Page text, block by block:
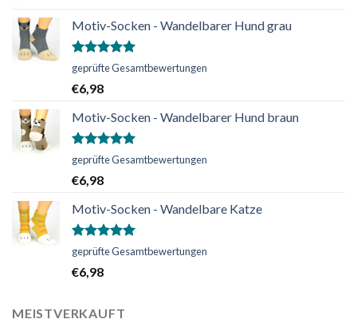
Motiv-Socken - Wandelbarer Hund grau
Bewertet
von 5
geprüfte Gesamtbewertungen
€6,98
Motiv-Socken - Wandelbarer Hund braun
Bewertet
von 5
geprüfte Gesamtbewertungen
€6,98
Motiv-Socken - Wandelbare Katze
Bewertet
von 5
geprüfte Gesamtbewertungen
€6,98
MEISTVERKAUFT